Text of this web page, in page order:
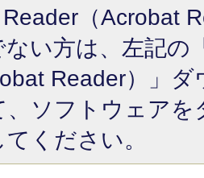
Reader（Acrobat
い方は、左記の
Reader）」
、ソフトウェア
ください。